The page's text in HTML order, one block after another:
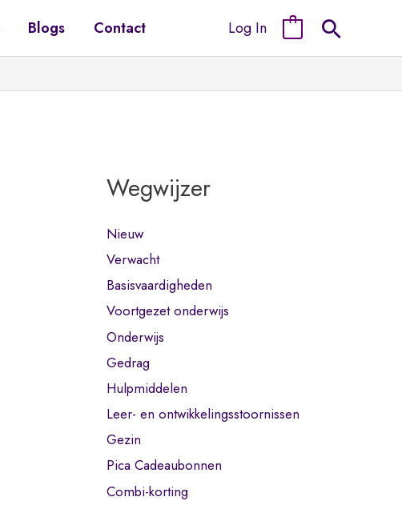
Blogs Contact Log In
Wegwijzer
Nieuw
Verwacht
Basisvaardigheden
Voortgezet onderwijs
Onderwijs
Gedrag
Hulpmiddelen
Leer- en ontwikkelingsstoornissen
Gezin
Pica Cadeaubonnen
Combi-korting